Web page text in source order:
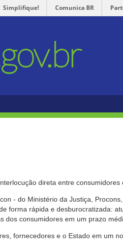
Simplifique! Comunica BR
direta entre
- do Ministério da Justiça,
forma rápida e desburocratizada:
consumidores em um prazo
fornecedores e o Estado em um